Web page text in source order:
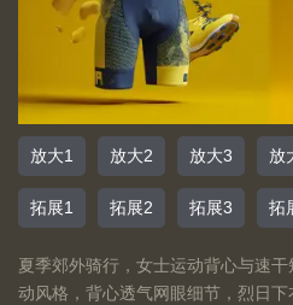
放大1 放大2 放大3 放
拓展1 拓展2 拓展3 拓
夏季郊外骑行，女士运动背心与速
动风格，背心透气网眼细节，烈日